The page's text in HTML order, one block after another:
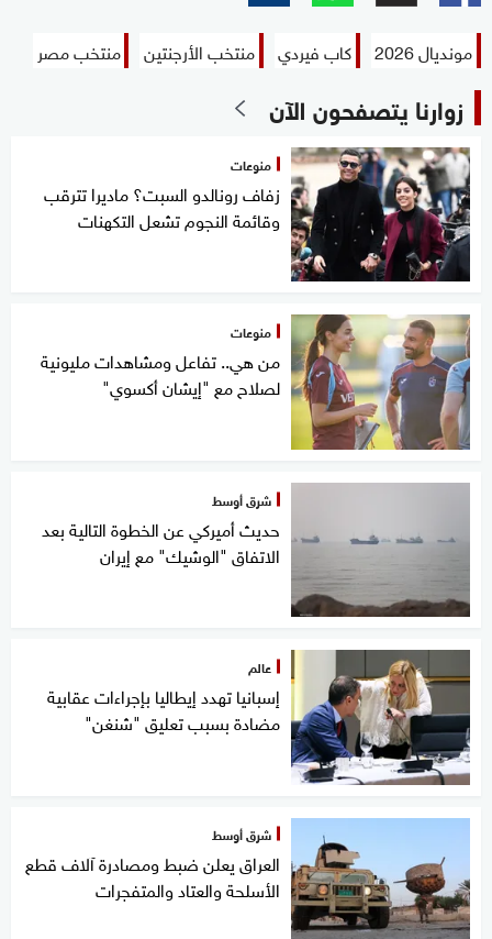
مونديال 2026 كاب فيردي منتخب الأرجنتين منتخب مصر
زوارنا يتصفحون الآن
منوعات
زفاف رونالدو السبت؟ ماديرا تترقب
وقائمة النجوم تشعل التكهنات
منوعات
من هي.. تفاعل ومشاهدات مليونية
لصلاح مع "إيشان أكسوي"
شرق أوسط
حديث أميركي عن الخطوة التالية بعد
الاتفاق "الوشيك" مع إيران
عالم
إسبانيا تهدد إيطاليا بإجراءات عقابية
مضادة بسبب تعليق "شنغن"
شرق أوسط
العراق يعلن ضبط ومصادرة آلاف قطع
الأسلحة والعتاد والمتفجرات